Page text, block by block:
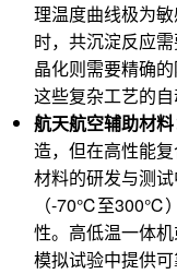
理温度曲线极为
时，共沉淀反应
晶化则需要精确
这些复杂工艺的自
航天航空辅助材料
造，但在高性能
材料的研发与测
（-70℃至300℃
性。高低温一体
模拟试验中提供可